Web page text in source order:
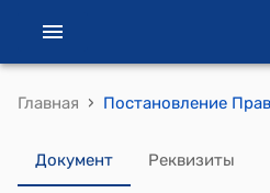
Главная ›
Документ Реквизиты